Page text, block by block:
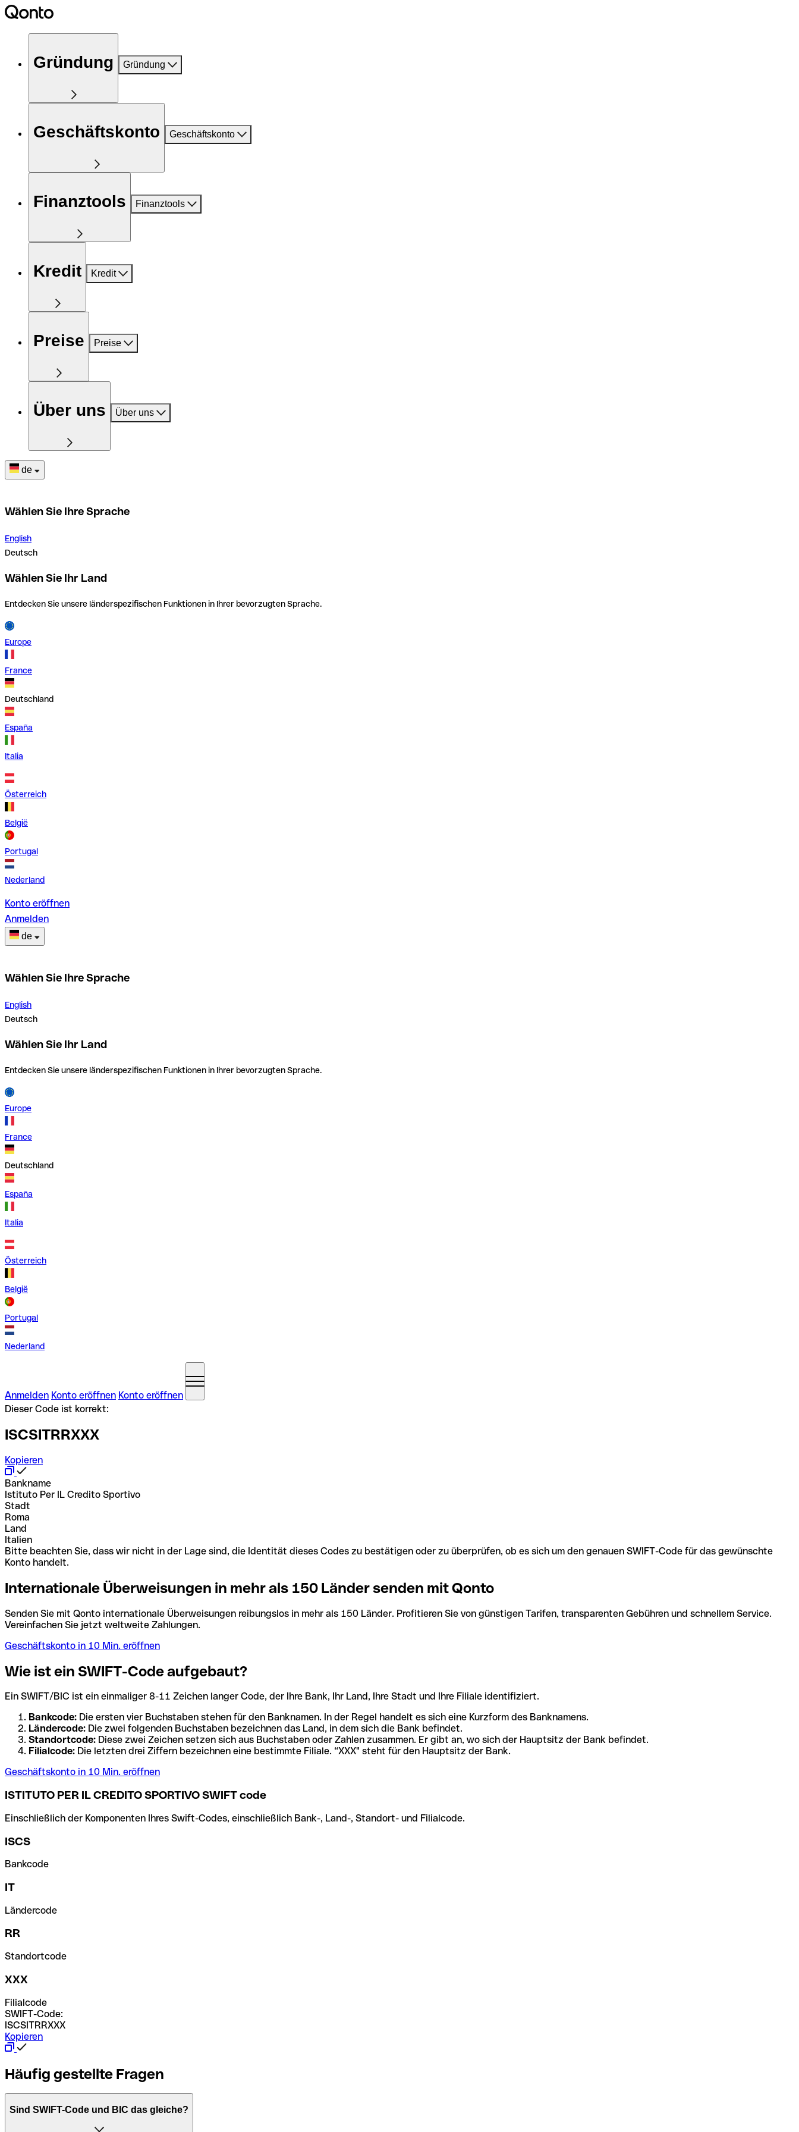
Gründung Gründung
Geschäftskonto Geschäftskonto
Finanztools Finanztools
Kredit Kredit
Preise Preise
Über uns Über uns
de
Wählen Sie Ihre Sprache
English
Deutsch
Wählen Sie Ihr Land
Entdecken Sie unsere länderspezifischen Funktionen in Ihrer bevorzugten Sprache.
Europe
France
Deutschland
España
Italia
Österreich
België
Portugal
Nederland
Konto eröffnen
Anmelden
de
Wählen Sie Ihre Sprache
English
Deutsch
Wählen Sie Ihr Land
Entdecken Sie unsere länderspezifischen Funktionen in Ihrer bevorzugten Sprache.
Europe
France
Deutschland
España
Italia
Österreich
België
Portugal
Nederland
Anmelden Konto eröffnen Konto eröffnen
Dieser Code ist korrekt:
ISCSITRRXXX
Kopieren
Bankname
Istituto Per IL Credito Sportivo
Stadt
Roma
Land
Italien
Bitte beachten Sie, dass wir nicht in der Lage sind, die Identität dieses Codes zu bestätigen oder zu überprüfen, ob es sich um den genauen SWIFT-Code für das gewünschte
Konto handelt.
Internationale Überweisungen in mehr als 150 Länder senden mit Qonto
Senden Sie mit Qonto internationale Überweisungen reibungslos in mehr als 150 Länder. Profitieren Sie von günstigen Tarifen, transparenten Gebühren und schnellem Service.
Vereinfachen Sie jetzt weltweite Zahlungen.
Geschäftskonto in 10 Min. eröffnen
Wie ist ein SWIFT-Code aufgebaut?
Ein SWIFT/BIC ist ein einmaliger 8-11 Zeichen langer Code, der Ihre Bank, Ihr Land, Ihre Stadt und Ihre Filiale identifiziert.
Bankcode: Die ersten vier Buchstaben stehen für den Banknamen. In der Regel handelt es sich eine Kurzform des Banknamens.
Ländercode: Die zwei folgenden Buchstaben bezeichnen das Land, in dem sich die Bank befindet.
Standortcode: Diese zwei Zeichen setzen sich aus Buchstaben oder Zahlen zusammen. Er gibt an, wo sich der Hauptsitz der Bank befindet.
Filialcode: Die letzten drei Ziffern bezeichnen eine bestimmte Filiale. “XXX" steht für den Hauptsitz der Bank.
Geschäftskonto in 10 Min. eröffnen
ISTITUTO PER IL CREDITO SPORTIVO SWIFT code
Einschließlich der Komponenten Ihres Swift-Codes, einschließlich Bank-, Land-, Standort- und Filialcode.
ISCS
Bankcode
IT
Ländercode
RR
Standortcode
XXX
Filialcode
SWIFT-Code:
ISCSITRRXXX
Kopieren
Häufig gestellte Fragen
Sind SWIFT-Code und BIC das gleiche?